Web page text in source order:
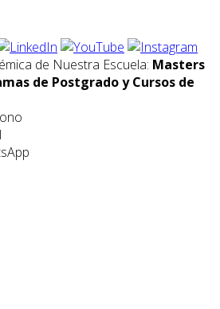
de Nuestra Escuela: Masters
de Postgrado y Cursos de